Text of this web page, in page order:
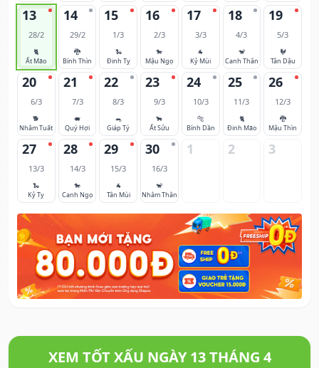
13
28/2
🐈
Ất Mão
14
29/2
🐉
Bính Thìn
15
1/3
🐍
Đinh Tỵ
16
2/3
🐎
Mậu Ngọ
17
3/3
🐐
Kỷ Mùi
18
4/3
🐒
Canh Thân
19
5/3
🐓
Tân Dậu
20
6/3
🐕
Nhâm Tuất
21
7/3
🐖
Quý Hợi
22
8/3
🐀
Giáp Tý
23
9/3
🐂
Ất Sửu
24
10/3
🐅
Bính Dần
25
11/3
🐈
Đinh Mão
26
12/3
🐉
Mậu Thìn
27
13/3
🐍
Kỷ Tỵ
28
14/3
🐎
Canh Ngọ
29
15/3
🐐
Tân Mùi
30
16/3
🐒
Nhâm Thân
1 2 3
XEM TỐT XẤU NGÀY 13 THÁNG 4